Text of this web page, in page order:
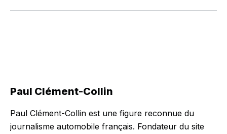
Paul Clément-Collin
Paul Clément-Collin est une figure reconnue du
journalisme automobile français. Fondateur du site